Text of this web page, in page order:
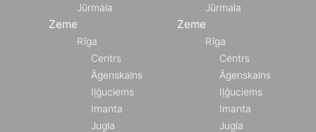
Jūrmala
Zeme
Rīga
Centrs
Āgenskalns
Iļģuciems
Imanta
Jugla
Jūrmala
Zeme
Rīga
Centrs
Āgenskalns
Iļģuciems
Imanta
Jugla